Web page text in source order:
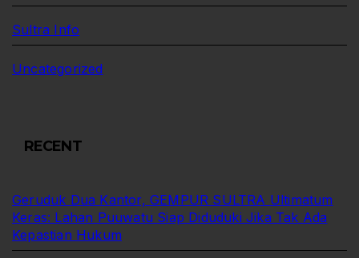
Sultra Info
Uncategorized
RECENT
Geruduk Dua Kantor, GEMPUR SULTRA Ultimatum
Keras: Lahan Puuwatu Siap Diduduki Jika Tak Ada
Kepastian Hukum